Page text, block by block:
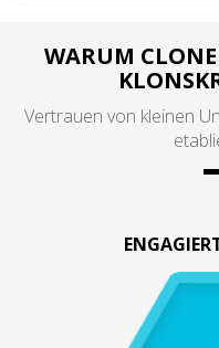
WARUM
Vertrauen von kleinen